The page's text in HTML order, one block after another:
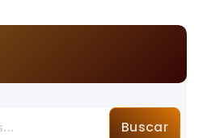
Buscar